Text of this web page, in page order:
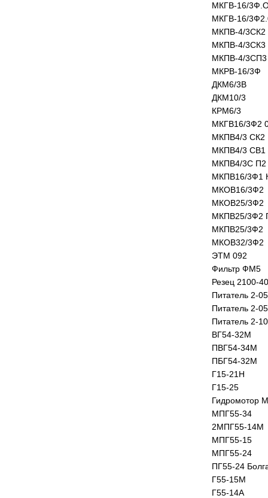
МКГВ-16/
МКГВ-16/
МКПВ-4/3СК2
МКПВ-4/3СК3
МКПВ-4/3СП3
МКРВ-16/3Ф
ДКМ6/3В
ДКМ10/3
КРМ6/3
МКГВ16/3Ф2
МКПВ4/3 СК2
МКПВ4/3 СВ1
МКПВ4/3С П2
МКПВ16/3Ф1
МКОВ16/3Ф2
МКОВ25/3Ф2
МКПВ25/3Ф2
МКПВ25/3Ф2
МКОВ32/3Ф2
ЭТМ 092
Фильтр ФМ5
Резец 2100-
Питатель 2-
Питатель 2-
Питатель 2-
ВГ54-32М
ПВГ54-34М
ПБГ54-32М
Г15-21Н
Г15-25
Гидромотор
МПГ55-34
2МПГ55-14М
МПГ55-15
МПГ55-24
ПГ55-24
Г55-15М
Г55-14А